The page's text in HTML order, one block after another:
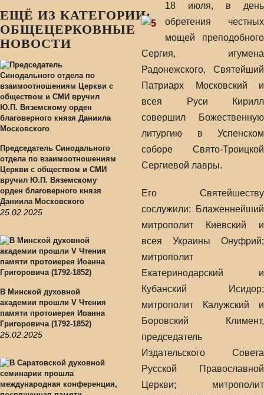
ЕЩЁ ИЗ КАТЕГОРИИ:
ОБЩЕЦЕРКОВНЫЕ
НОВОСТИ
Председатель Синодального
отдела по взаимоотношениям
Церкви с обществом и СМИ
вручил Ю.П. Вяземскому
орден благоверного князя
Даниила Московского
25.02.2025
В Минской духовной
академии прошли V Чтения
памяти протоиерея Иоанна
Григоровича (1792-1852)
25.02.2025
18 июля, в день
обретения честных
мощей преподобного
Сергия, игумена
Радонежского, Святейший
Патриарх Московский и
всея Руси Кирилл
совершил Божественную
литургию в Успенском
соборе Свято-Троицкой
Сергиевой лавры.
Его Святейшеству
сослужили: Блаженнейший
митрополит Киевский и
всея Украины Онуфрий;
митрополит
Екатеринодарский и
Кубанский Исидор;
митрополит Калужский и
Боровский Климент,
председатель
Издательского Совета
Русской Православной
Церкви; митрополит